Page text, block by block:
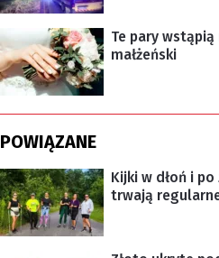
Te pary
małżeński
POWIĄZANE
Kijki w dłoń i
trwają